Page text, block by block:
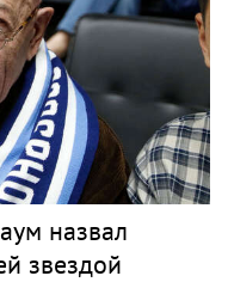
назвал
звездой